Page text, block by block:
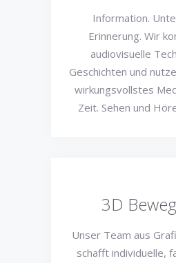
Information.
Erinnerung. Wir
audiovisuelle
Geschichten und
wirkungsvollstes
Zeit. Sehen und
3D
Unser Team aus
schafft individuelle,